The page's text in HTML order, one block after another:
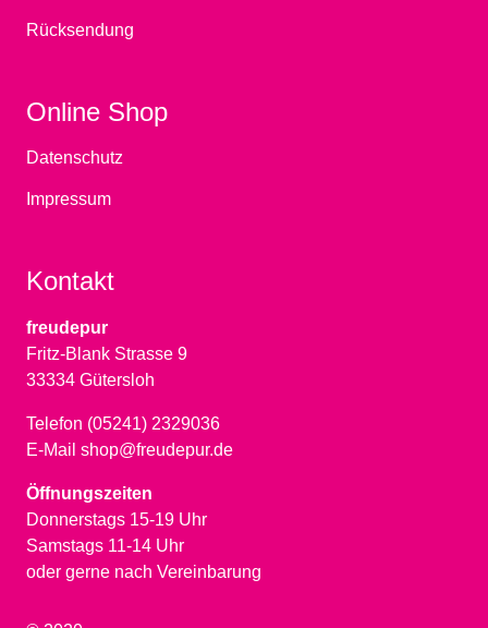
Rücksendung
Online Shop
Datenschutz
Impressum
Kontakt
freudepur
Fritz-Blank Strasse 9
33334 Gütersloh
Telefon (05241) 2329036
E-Mail shop@freudepur.de
Öffnungszeiten
Donnerstags 15-19 Uhr
Samstags 11-14 Uhr
oder gerne nach Vereinbarung